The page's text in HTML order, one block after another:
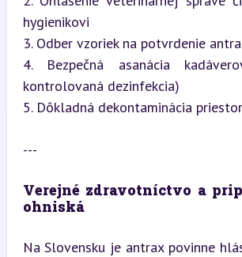
hygienikovi
3. Odber vzoriek na potvrdenie
4. Bezpečná asanácia
kontrolovaná dezinfekcia)
5. Dôkladná dekontaminácia
---
Verejné zdravotníctvo a
ohniská
Na Slovensku je antrax povinne